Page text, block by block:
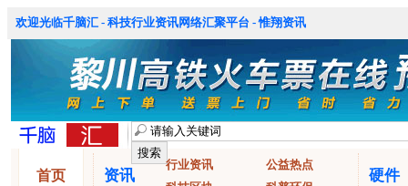
欢迎光临千脑汇 - 科技行业资讯网络汇聚平台 - 惟翔资讯
首页 资讯
行业资讯
公益热点
硬件